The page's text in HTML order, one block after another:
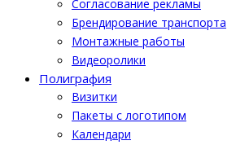
Cогласование рекламы
Брендирование транспорта
Монтажные работы
Видеоролики
Полиграфия
Визитки
Пакеты с логотипом
Календари